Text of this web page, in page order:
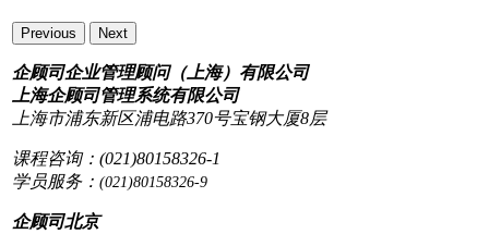
Previous Next
企顾司企业管理顾问（上海）有限公司
上海企顾司管理系统有限公司
上海市浦东新区浦电路370号宝钢大厦8层
课程咨询：(021)80158326-1
学员服务： (021)80158326-9
企顾司北京